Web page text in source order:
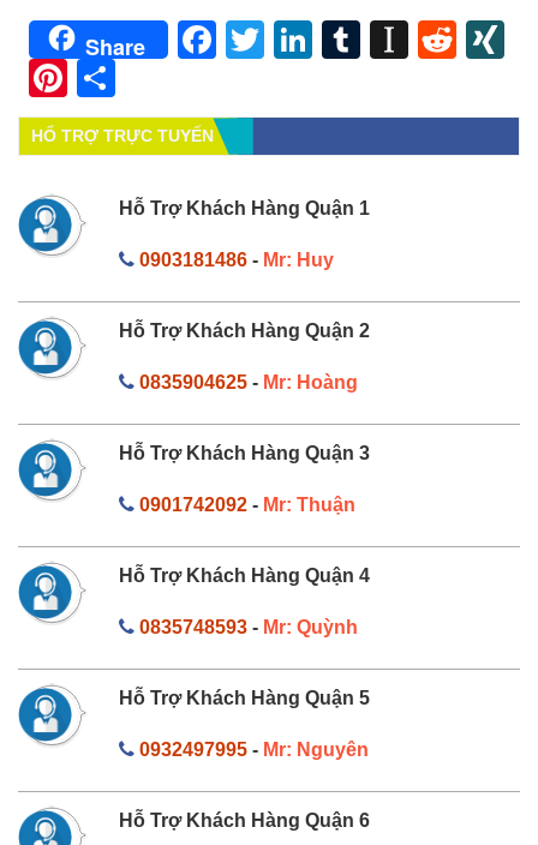
Share Facebook
TwitterLinkedIn
Tumblr
Pinterest
HỔ TRỢ TRỰC TUYẾN
Hỗ Trợ Khách Hàng Quận 1
0903181486- Mr: Huy
Hỗ Trợ Khách Hàng Quận 2
0835904625- Mr: Hoàng
Hỗ Trợ Khách Hàng Quận 3
0901742092- Mr: Thuận
Hỗ Trợ Khách Hàng Quận 4
0835748593- Mr: Quỳnh
Hỗ Trợ Khách Hàng Quận 5
0932497995- Mr: Nguyên
Hỗ Trợ Khách Hàng Quận 6